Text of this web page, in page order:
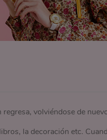
volviéndose de
la decoración etc.